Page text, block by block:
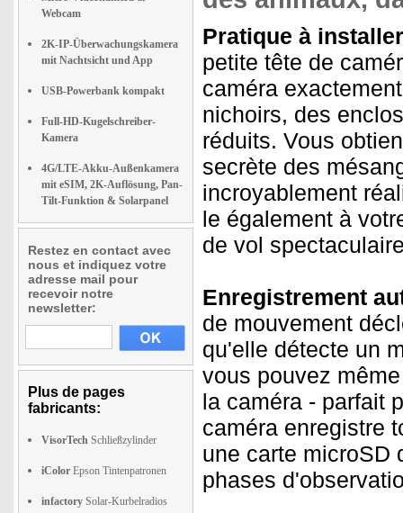
Webcam
2K-IP-Überwachungskamera
mit Nachtsicht und App
USB-Powerbank kompakt
Full-HD-Kugelschreiber-
Kamera
4G/LTE-Akku-Außenkamera
mit eSIM, 2K-Auflösung, Pan-
Tilt-Funktion & Solarpanel
Restez en contact avec
nous et indiquez votre
adresse mail pour
recevoir notre
newsletter:
Plus de pages
fabricants:
VisorTech Schließzylinder
iColor Epson Tintenpatronen
infactory Solar-Kurbelradios
Pratique à
petite tête de
caméra
nichoirs, des
réduits. Vous
secrète des
incroyablement
le également à
de vol
Enregistrement
de mouvement
qu'elle détecte un
vous pouvez
la caméra - parfait
caméra enregistre
une carte microSD
phases